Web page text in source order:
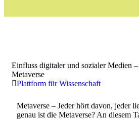
Einfluss digitaler und sozialer Medien
Metaverse
Plattform für Wissenschaft
Metaverse – Jeder hört davon, jeder
genau ist die Metaverse? An diesem